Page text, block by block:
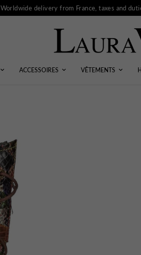
Worldwide delivery from France, taxes and
ACCESSOIRES VÊTEMENTS